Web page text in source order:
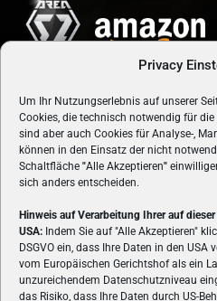
Privacy
Um Ihr Nutzungserlebnis auf unserer
Cookies, die technisch notwendig für
sind aber auch Cookies für Analyse-,
können in den Einsatz der nicht
Schaltfläche "Alle Akzeptieren"
sich anders entscheiden.
Hinweis auf Verarbeitung Ihrer auf
USA: Indem Sie auf "Alle Akzeptieren"
DSGVO ein, dass Ihre Daten in den USA
vom Europäischen Gerichtshof als ein
unzureichendem Datenschutzniveau
das Risiko, dass Ihre Daten durch US-
ÜBER
VON GAMERN, FÜR GAMER!
Spielemagazin Österreichs und